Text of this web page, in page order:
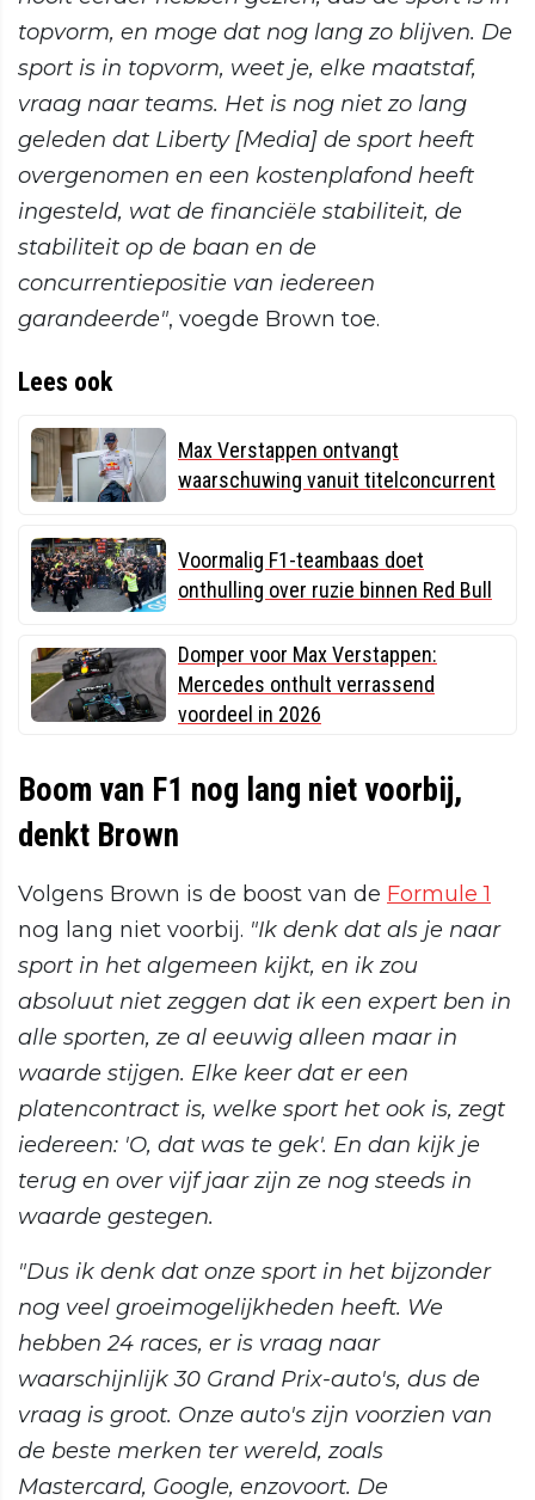
topvorm, en moge dat nog lang zo blijven. De
sport is in topvorm, weet je, elke maatstaf,
vraag naar teams. Het is nog niet zo lang
geleden dat Liberty [Media] de sport heeft
overgenomen en een kostenplafond heeft
ingesteld, wat de financiële stabiliteit, de
stabiliteit op de baan en de
concurrentiepositie van iedereen
garandeerde", voegde Brown toe.
Lees ook
Max Verstappen ontvangt
waarschuwing vanuit titelconcurrent
Voormalig F1-teambaas doet
onthulling over ruzie binnen Red Bull
Domper voor Max Verstappen:
Mercedes onthult verrassend
voordeel in 2026
Boom van F1 nog lang niet voorbij,
denkt Brown
Volgens Brown is de boost van de Formule 1
nog lang niet voorbij. "Ik denk dat als je naar
sport in het algemeen kijkt, en ik zou
absoluut niet zeggen dat ik een expert ben in
alle sporten, ze al eeuwig alleen maar in
waarde stijgen. Elke keer dat er een
platencontract is, welke sport het ook is, zegt
iedereen: 'O, dat was te gek'. En dan kijk je
terug en over vijf jaar zijn ze nog steeds in
waarde gestegen.
"Dus ik denk dat onze sport in het bijzonder
nog veel groeimogelijkheden heeft. We
hebben 24 races, er is vraag naar
waarschijnlijk 30 Grand Prix-auto's, dus de
vraag is groot. Onze auto's zijn voorzien van
de beste merken ter wereld, zoals
Mastercard, Google, enzovoort. De